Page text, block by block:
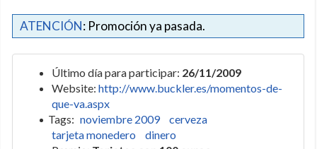
ATENCIÓN: Promoción ya pasada.
Último día para participar: 26/11/2009
Website: http://www.buckler.es/momentos-de-
que-va.aspx
Tags: noviembre 2009
cerveza
tarjeta monedero
dinero